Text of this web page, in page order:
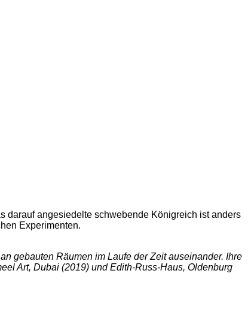
darauf angesiedelte schwebende Königreich ist anders
Experimenten.
gebauten Räumen im Laufe der Zeit auseinander. Ihre
Art, Dubai (2019) und Edith-Russ-Haus, Oldenburg